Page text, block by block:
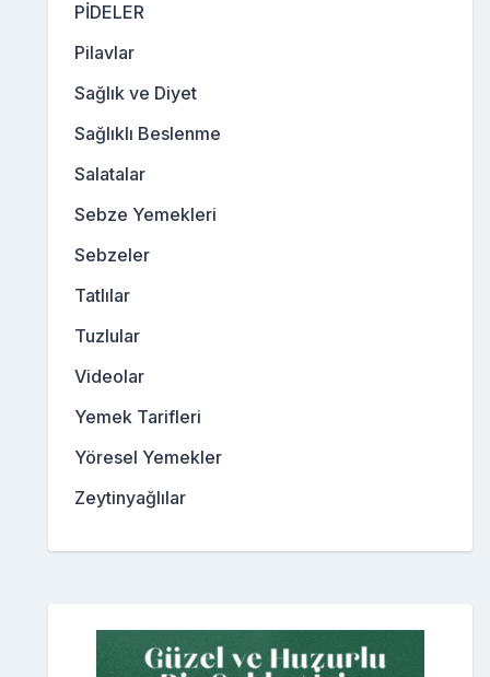
PİDELER
Pilavlar
Sağlık ve Diyet
Sağlıklı Beslenme
Salatalar
Sebze Yemekleri
Sebzeler
Tatlılar
Tuzlular
Videolar
Yemek Tarifleri
Yöresel Yemekler
Zeytinyağlılar